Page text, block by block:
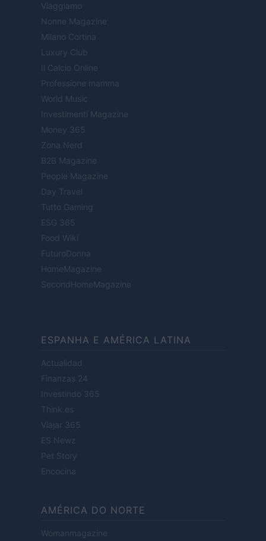
Viaggiamo
Nonne Magazine
Milano Cortina
Luxury Club
Il Calcio Online
Professione mamma
World Music
Investimenti Magazine
Money 365
Zona Nerd
B2B Magazine
People Magazine
Day Travel
Tutto Gaming
ESG 365
Food Wiki
FuturoDonna
HomeMagazine
SecondHomeMagazine
ESPANHA E AMÉRICA LATINA
Actualidad
Finanzas 24
Investindo 365
Think.es
Viajar 365
ES Newz
Pet Story
Encocina
AMÉRICA DO NORTE
Womanmagazine